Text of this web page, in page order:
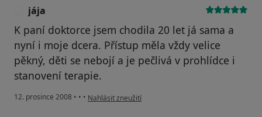
jája
K paní doktorce jsem chodila 20 let já sama a
nyní i moje dcera. Přístup měla vždy velice
pěkný, děti se nebojí a je pečlivá v prohlídce i
stanovení terapie.
12. prosince 2008 • • • podle názoru uživatele jája
Nahlásit zneužití